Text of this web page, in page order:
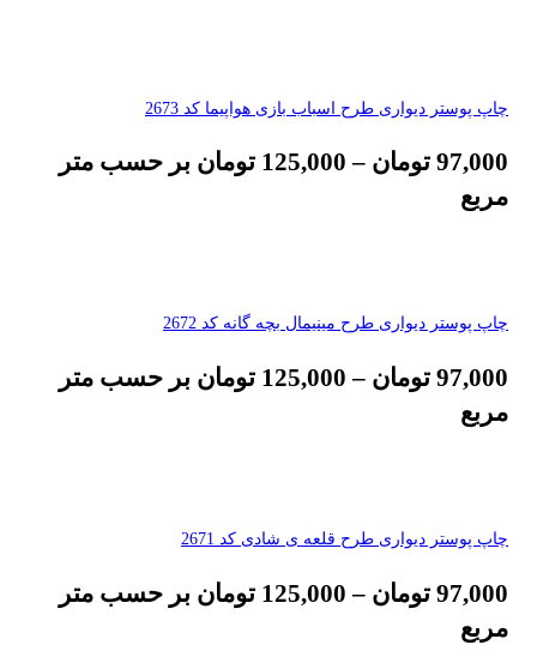
چاپ پوستر دیواری طرح اسباب بازی هواپیما کد 2673
97,000 تومان –
125,000 تومان بر حسب متر
مربع
چاپ پوستر دیواری طرح مینیمال بچه گانه کد 2672
97,000 تومان –
125,000 تومان بر حسب متر
مربع
چاپ پوستر دیواری طرح قلعه ی شادی کد 2671
97,000 تومان –
125,000 تومان بر حسب متر
مربع